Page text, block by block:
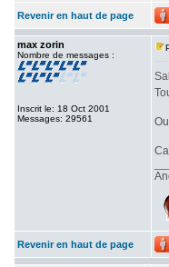
Revenir en haut de page
max zorin
Nombre de messages :
Inscrit le: 18 Oct 2001
Messages: 29561
Revenir en haut de page